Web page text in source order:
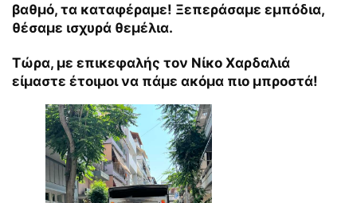
βαθμό, τα καταφέραμε! Ξεπεράσαμε εμπόδια,
θέσαμε ισχυρά θεμέλια.
Τώρα, με επικεφαλής τον Νίκο Χαρδαλιά
είμαστε έτοιμοι να πάμε ακόμα πιο μπροστά!